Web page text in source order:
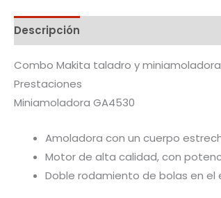
Descripción
Combo Makita taladro y miniamoladora
Prestaciones
Miniamoladora GA4530
Amoladora con un cuerpo
Motor de alta calidad, con
Doble rodamiento de bolas en